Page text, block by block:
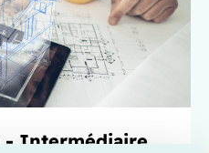
- Intermédiaire